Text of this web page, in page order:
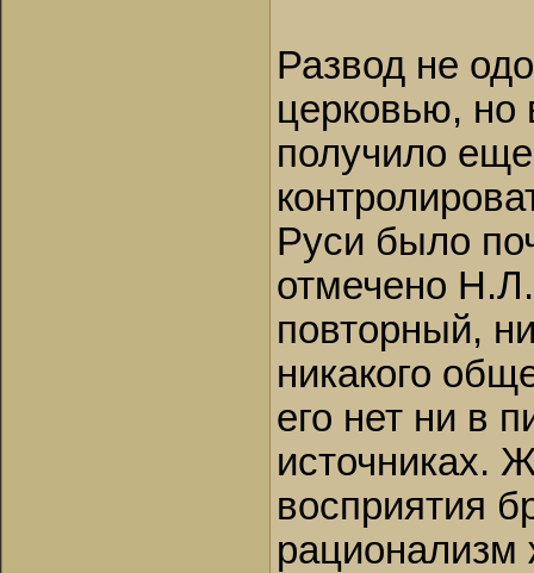
Развод не
церковью, но
получило
Руси было
отмечено
повторный,
никакого
его нет ни в
источниках.
восприятия
рационализм